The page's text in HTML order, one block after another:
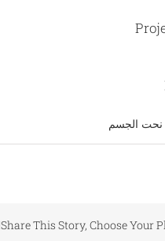
نحت الجسم
Share This Story, Choose Your